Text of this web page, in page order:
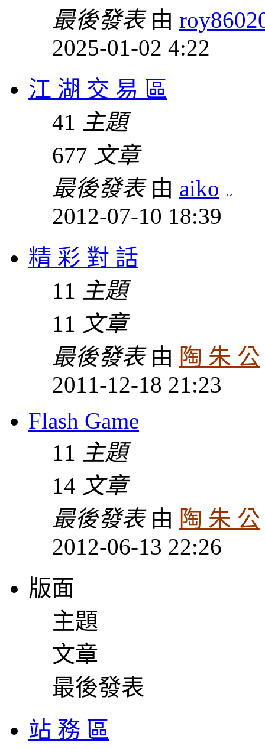
最後發表由
2025-01-02 4:22
江 湖 交 易 區
41
主題
677 文章
最後發表由 aiko
2012-07-10 18:39
精 彩 對 話
11
主題
11 文章
最後發表由 陶 朱 公
2011-12-18 21:23
Flash Game
11
主題
14 文章
最後發表由 陶 朱 公
2012-06-13 22:26
版面
主題
文章
最後發表
站 務 區